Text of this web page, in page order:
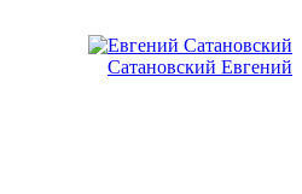
Сатановский Евгений